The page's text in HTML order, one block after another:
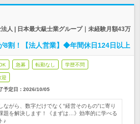
人 | 日本最大級士業グループ｜未経験月額43万
8割！【法人営業】◆年間休日124日以上
急募 転勤なし 学歴不問
迎
予定日： 2026/10/05
ながら、数字だけでなく“経営そのもの”に寄り
題を解決します！《まずは…》効率的に学べる
♪